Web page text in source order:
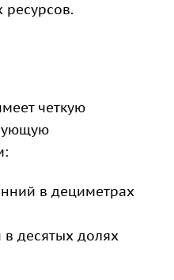
четкую
в дециметрах
в десятых долях